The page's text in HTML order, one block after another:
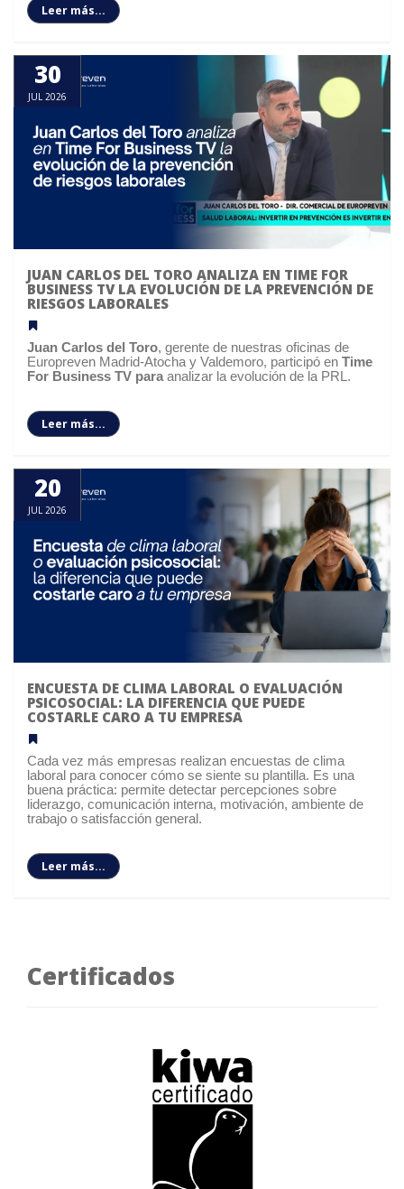
Leer más...
30
JUL 2026
JUAN CARLOS DEL TORO ANALIZA EN TIME FOR
BUSINESS TV LA EVOLUCIÓN DE LA PREVENCIÓN DE
RIESGOS LABORALES
Juan Carlos del Toro, gerente de nuestras oficinas de
Europreven Madrid-Atocha y Valdemoro, participó en Time
For Business TV para analizar la evolución de la PRL.
Leer más...
20
JUL 2026
ENCUESTA DE CLIMA LABORAL O EVALUACIÓN
PSICOSOCIAL: LA DIFERENCIA QUE PUEDE
COSTARLE CARO A TU EMPRESA
Cada vez más empresas realizan encuestas de clima
laboral para conocer cómo se siente su plantilla. Es una
buena práctica: permite detectar percepciones sobre
liderazgo, comunicación interna, motivación, ambiente de
trabajo o satisfacción general.
Leer más...
Certificados